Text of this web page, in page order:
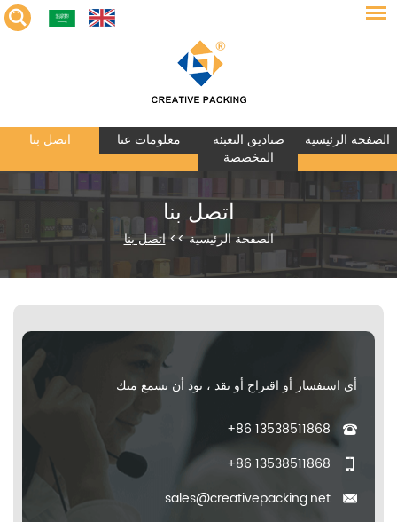
الصفحة الرئيسية
صناديق التعبئة
المخصصة
معلومات عنا اتصل بنا
اتصل بنا
الصفحة الرئيسية>>اتصل بنا
أي استفسار أو اقتراح أو نقد ، نود أن نسمع منك
+86 13538511868
+86 13538511868
sales@creativepacking.net